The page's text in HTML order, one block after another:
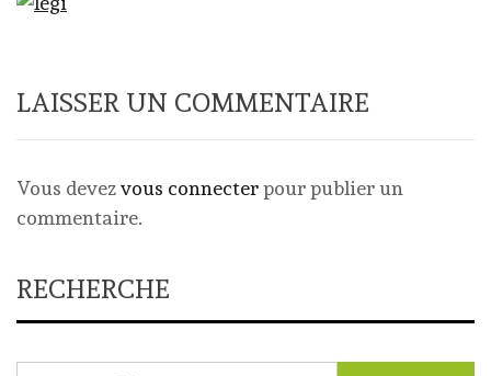
LAISSER UN COMMENTAIRE
Vous devezvous connecterpour publier un
commentaire.
RECHERCHE